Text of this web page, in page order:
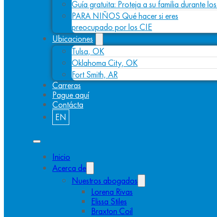
Guía gratuita: Proteja a su familia durante
PARA NIÑOS Qué hacer si eres
preocupado por los CIE
Ubicaciones
Tulsa, OK
Oklahoma City, OK
Fort Smith, AR
Carreras
Pague aquí
Contácta
EN
Inicio
Acerca de
Nuestros abogados
Lorena Rivas
Elissa Stiles
Braxton Coil